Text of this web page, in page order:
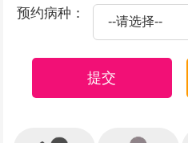
预约病种：
提交